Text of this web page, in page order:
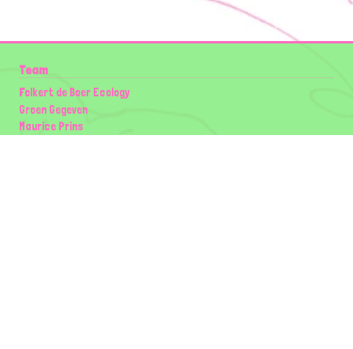
Team
Folkert de Boer Ecology
Groen Gegeven
Maurice Prins